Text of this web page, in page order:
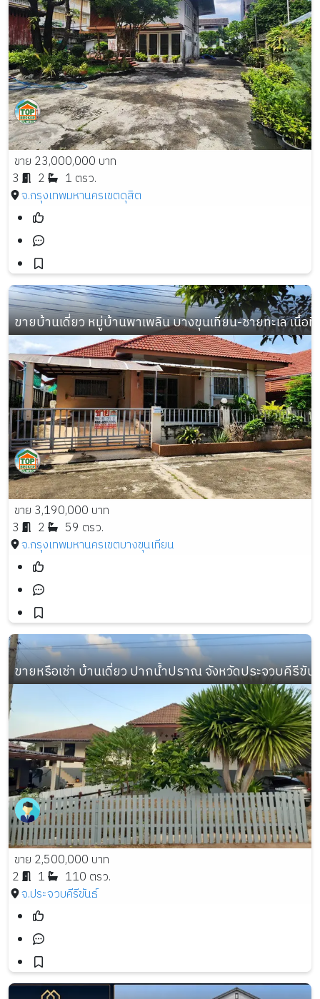
ขาย 23,000,000 บาท
3
2
1 ตรว.
จ.กรุงเทพมหานครเขตดุสิต
ขายบ้านเดี่ยว หมู่บ้านพาเพลิน บางขุนเทียน-ชายทะเล เนื้อ
ขาย 3,190,000 บาท
3
2
59 ตรว.
จ.กรุงเทพมหานครเขตบางขุนเทียน
ขายหรือเช่า บ้านเดี่ยว ปากน้ำปราณ จังหวัดประจวบคีรีขั
ขาย 2,500,000 บาท
2
1
110 ตรว.
จ.ประจวบคีรีขันธ์